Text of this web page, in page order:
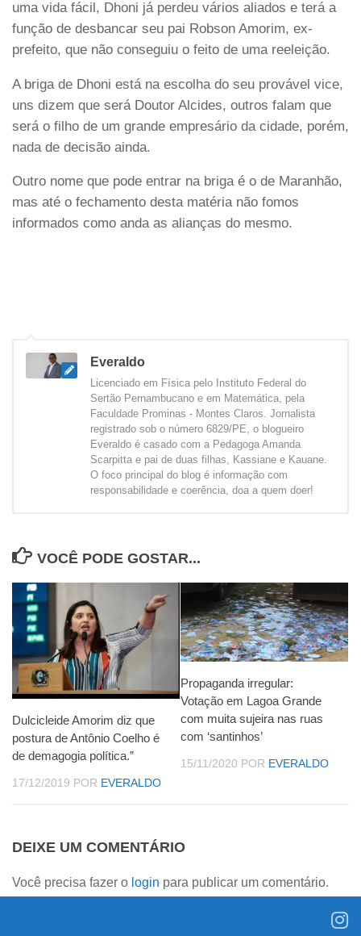
uma vida fácil, Dhoni já perdeu vários aliados e terá a
função de desbancar seu pai Robson Amorim, ex-
prefeito, que não conseguiu o feito de uma reeleição.
A briga de Dhoni está na escolha do seu provável vice,
uns dizem que será Doutor Alcides, outros falam que
será o filho de um grande empresário da cidade, porém,
nada de decisão ainda.
Outro nome que pode entrar na briga é o de Maranhão,
mas até o fechamento desta matéria não fomos
informados como anda as alianças do mesmo.
Everaldo
Licenciado em Física pelo Instituto Federal do
Sertão Pernambucano e em Matemática, pela
Faculdade Prominas - Montes Claros. Jornalista
registrado sob o número 6829/PE, o blogueiro
Everaldo é casado com a Pedagoga Amanda
Scarpitta e pai de duas filhas, Kassiane e Kauane.
O foco principal do blog é informação com
responsabilidade e coerência, doa a quem doer!
VOCÊ PODE GOSTAR...
Dulcicleide Amorim diz que
postura de Antônio Coelho é
de demagogia política.”
17/12/2019 POR EVERALDO
Propaganda irregular:
Votação em Lagoa Grande
com muita sujeira nas ruas
com ‘santinhos’
15/11/2020 POR EVERALDO
DEIXE UM COMENTÁRIO
Você precisa fazer o login para publicar um comentário.